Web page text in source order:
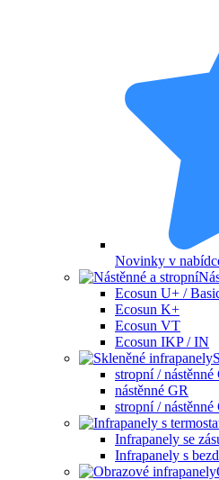
Novinky v
Ecosun U+ /
Ecosun K+
Ecosun VT
Ecosun IKP / IN
stropní / nástěnné
nástěnné GR
stropní / nástěnné
Infrapanely se
Infrapanely s